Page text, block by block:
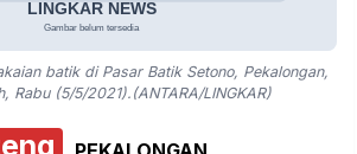
batik di Pasar Batik Setono, Pekalongan,
Rabu (5/5/2021).(ANTARA/LINGKAR)